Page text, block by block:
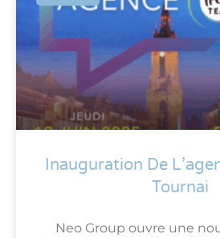
Inauguration De
Tournai
Neo Group ouvre une